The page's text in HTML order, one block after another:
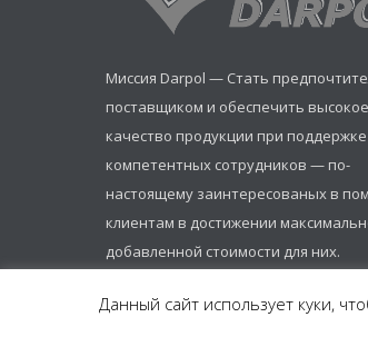
Миссия Darpol — Стать
поставщиком и обеспечить высокое
качество продукции при
компетентных сотрудников — по-
настоящему заинтересованых в
клиентам в достижении
добавленной стоимости для них.
Данный сайт использует куки,